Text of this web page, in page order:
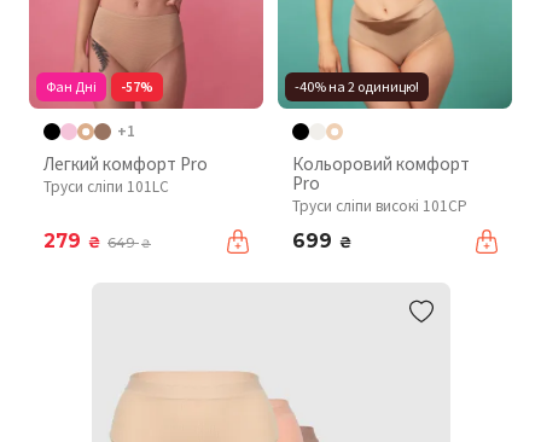
Фан Дні -57%
+1
Легкий комфорт Pro
Труси сліпи 101LC
279 ₴ 649₴
-40% на 2 одиницю!
Кольоровий комфорт
Pro
Труси сліпи високі 101CP
699 ₴